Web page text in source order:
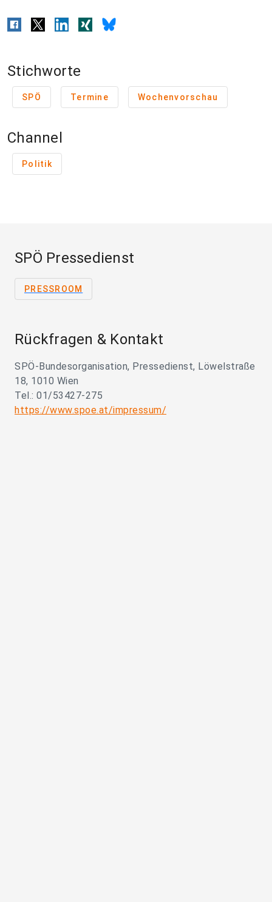
Stichworte
SPÖ Termine Wochenvorschau
Channel
Politik
SPÖ Pressedienst
PRESSROOM
Rückfragen & Kontakt
SPÖ-Bundesorganisation, Pressedienst, Löwelstraße
18, 1010 Wien
Tel.: 01/53427-275
https://www.spoe.at/impressum/